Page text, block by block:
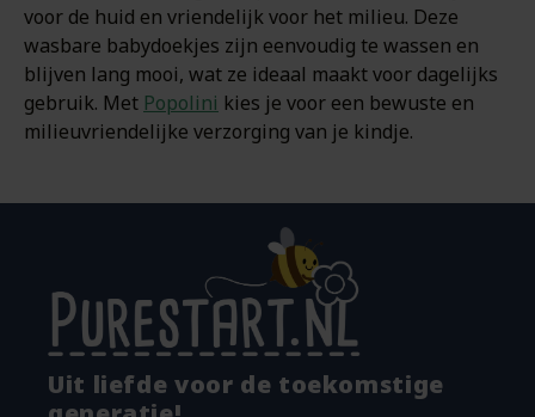
voor de huid en vriendelijk voor het milieu. Deze
wasbare babydoekjes zijn eenvoudig te wassen en
blijven lang mooi, wat ze ideaal maakt voor dagelijks
gebruik. Met Popolini kies je voor een bewuste en
milieuvriendelijke verzorging van je kindje.
Uit liefde voor de toekomstige